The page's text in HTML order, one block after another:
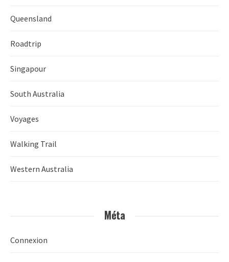
Queensland
Roadtrip
Singapour
South Australia
Voyages
Walking Trail
Western Australia
Méta
Connexion